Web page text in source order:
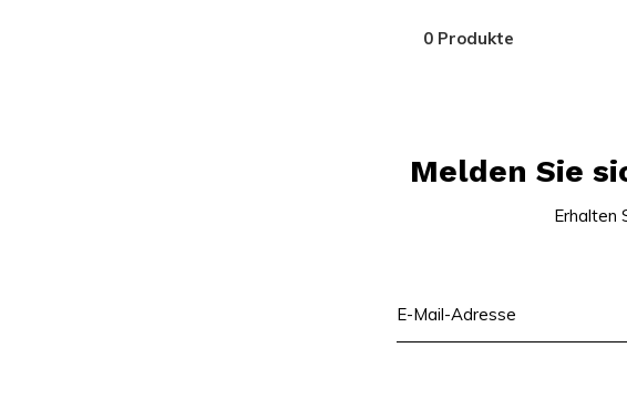
0 Produkte
Melden Sie
Erhalten